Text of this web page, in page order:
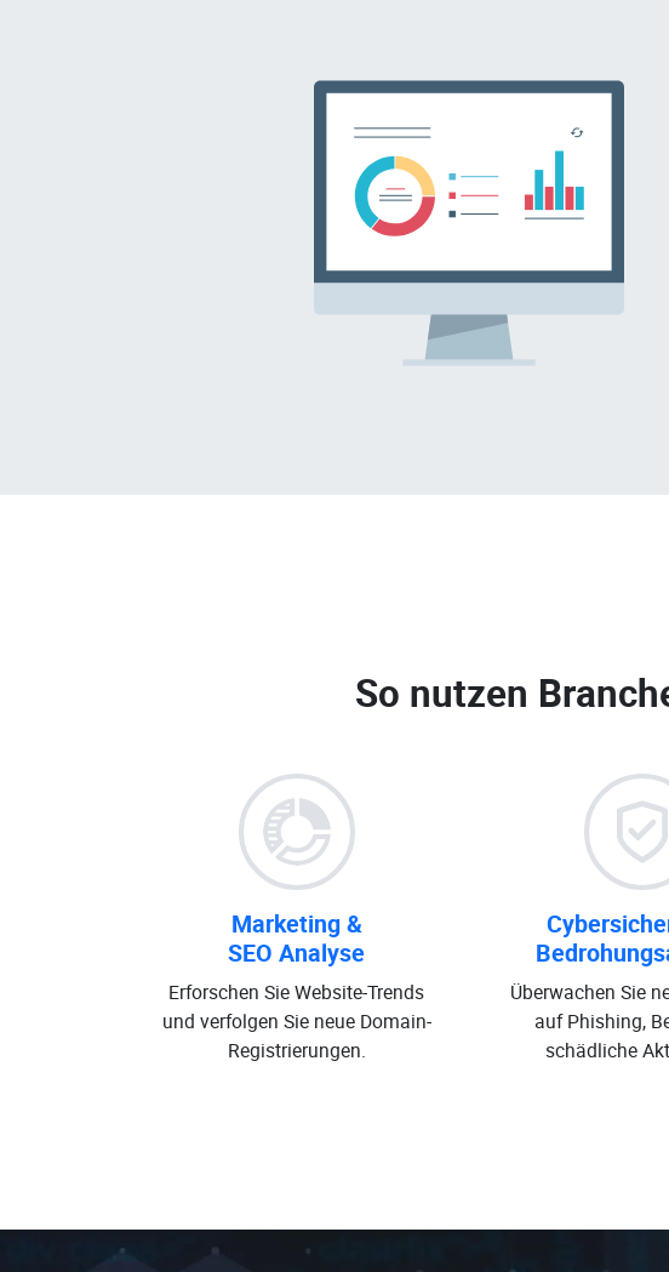
So nutzen
Marketing &
SEO Analyse
Erforschen Sie Website-Trends
und verfolgen Sie neue Domain-
Registrierungen.
Überwachen Sie
auf Phishing,
schädliche